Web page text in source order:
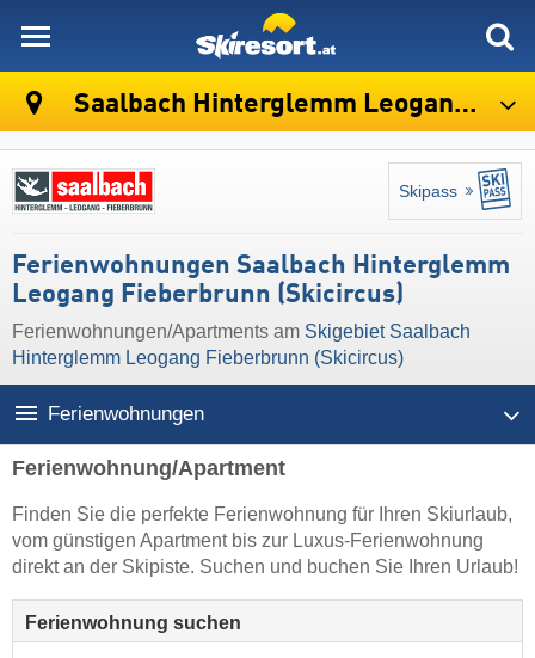
Saalbach Hinterglemm Leogang Fieberbrunn (Skicircus)
Skipass
Ferienwohnungen Saalbach Hinterglemm
Leogang Fieberbrunn (Skicircus)
Ferienwohnungen/Apartments am Skigebiet Saalbach
Hinterglemm Leogang Fieberbrunn (Skicircus)
Ferienwohnungen
Ferienwohnung/Apartment
Finden Sie die perfekte Ferienwohnung für Ihren Skiurlaub,
vom günstigen Apartment bis zur Luxus-Ferienwohnung
direkt an der Skipiste. Suchen und buchen Sie Ihren Urlaub!
Ferienwohnung suchen